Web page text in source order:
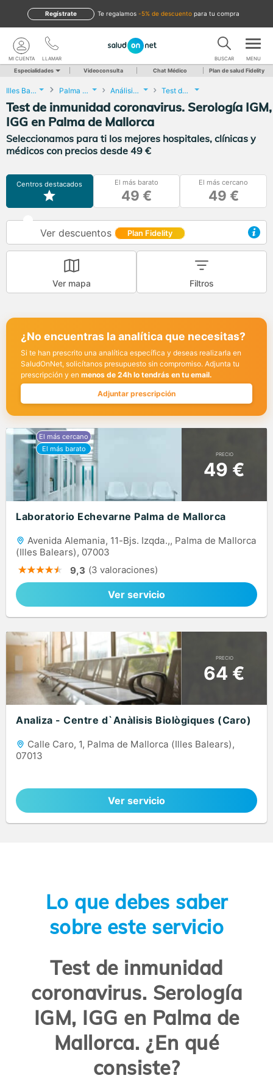
te regalamos -5% de descuento para tu compra
Regístrate
LLAMAR
MI CUENTA BUSCAR MENU
Especialidades Videoconsulta Chat Médico Plan de salud Fidelity
Illes Balears Palma de Mallorca Análisis Clínicos Test de inmunidad coronavirus. Serología IGM, IGG
Test de inmunidad coronavirus. Serología IGM,
IGG en Palma de Mallorca
Seleccionamos para ti los mejores hospitales, clínicas y
médicos con precios desde 49 €
Centros destacados El más barato
49 €
El más cercano
49 €
Ver descuentos Plan Fidelity
Ver mapa Filtros
¿No encuentras la analítica que necesitas?
Si te han prescrito una analítica específica y deseas realizarla en
SaludOnNet, solicítanos presupuesto sin compromiso. Adjunta tu
prescripción y en menos de 24h lo tendrás en tu email.
Adjuntar prescripción
PRECIO
49 €
Laboratorio Echevarne Palma de Mallorca
Avenida Alemania, 11-Bjs. Izqda.,, Palma de Mallorca
(Illes Balears), 07003
9,3 (3 valoraciones)
Ver servicio
PRECIO
64 €
Analiza - Centre d`Anàlisis Biològiques (Caro)
Calle Caro, 1, Palma de Mallorca (Illes Balears),
07013
Ver servicio
Lo que debes saber
sobre este servicio
Test de inmunidad
coronavirus. Serología
IGM, IGG en Palma de
Mallorca. ¿En qué
consiste?